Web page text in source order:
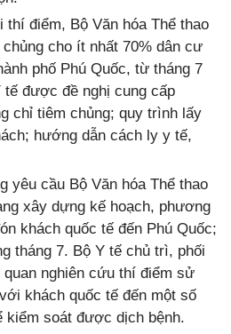
thí điểm, Bộ Văn hóa Thể thao
cho ít nhất 70% dân cư
phố Phú Quốc, từ tháng 7
tế được đề nghị cung cấp
chỉ tiêm chủng; quy trình lấy
hướng dẫn cách ly y tế,
yêu cầu Bộ Văn hóa Thể thao
xây dựng kế hoạch, phương
khách quốc tế đến Phú Quốc;
tháng 7. Bộ Y tế chủ trì, phối
nghiên cứu thí điểm sử
khách quốc tế đến một số
kiểm soát được dịch bệnh.